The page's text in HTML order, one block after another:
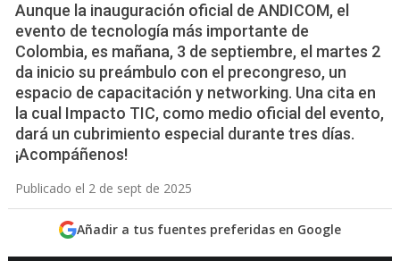
Aunque la inauguración oficial de ANDICOM, el
evento de tecnología más importante de
Colombia, es mañana, 3 de septiembre, el martes 2
da inicio su preámbulo con el precongreso, un
espacio de capacitación y networking. Una cita en
la cual Impacto TIC, como medio oficial del evento,
dará un cubrimiento especial durante tres días.
¡Acompáñenos!
Publicado el 2 de sept de 2025
Añadir a tus fuentes preferidas en Google